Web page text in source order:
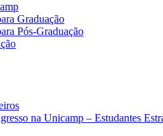
Graduação
Pós-Graduação
na Unicamp – Estudantes